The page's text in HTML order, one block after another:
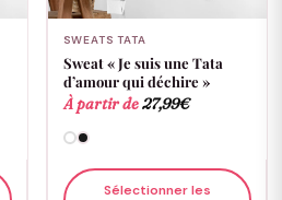
SWEATS TATA
Sweat « Je suis une Tata
d’amour qui déchire »
À partir de27,99€
Sélectionner les